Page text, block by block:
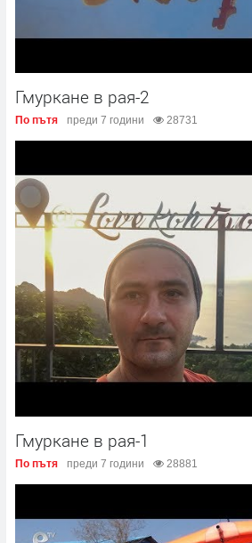
Гмуркане в рая-2
По пътя преди 7 години 28731
Гмуркане в рая-1
По пътя преди 7 години 28881